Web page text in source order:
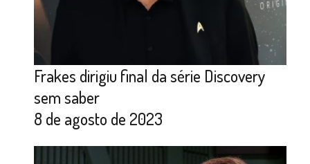
Frakes dirigiu final da série Discovery
sem saber
8 de agosto de 2023